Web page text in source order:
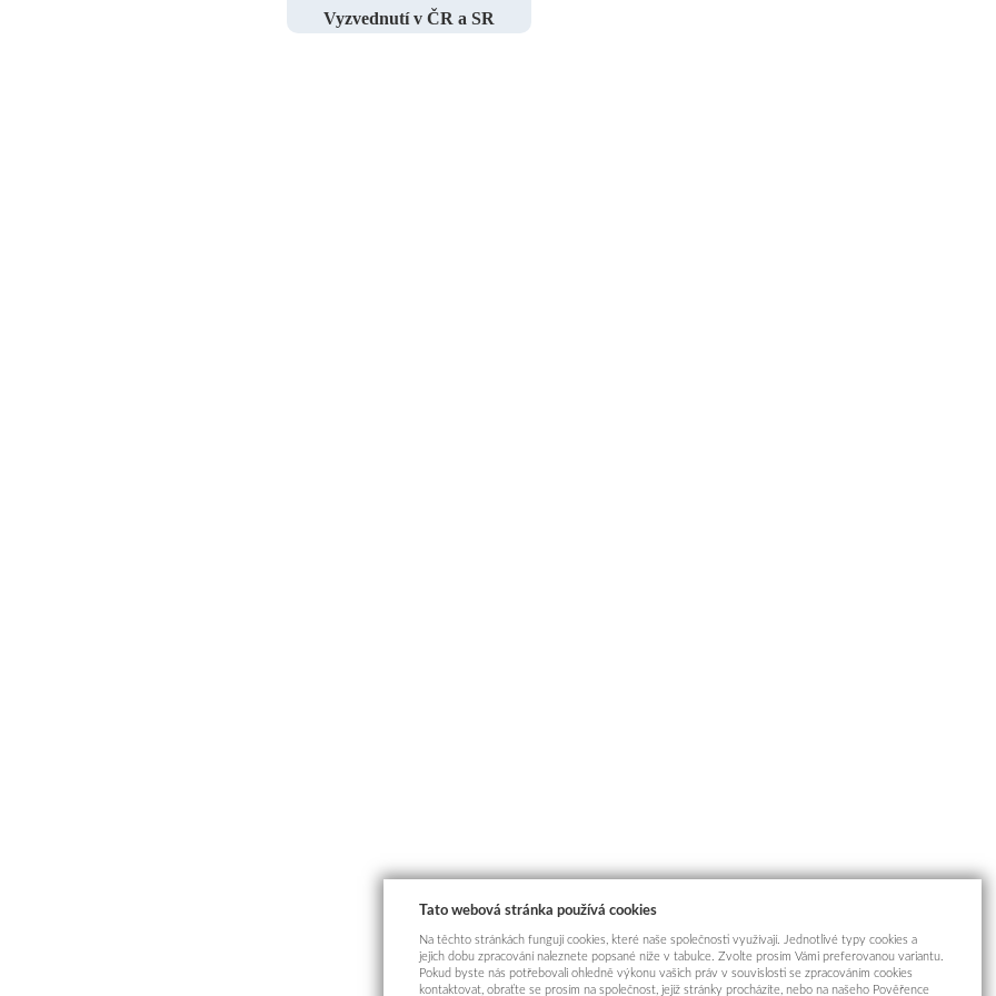
Vyzvednutí v ČR a SR
Tato webová stránka používá cookies
Na těchto stránkách fungují cookies, které naše společnosti využívají. Jednotlivé typy cookies a
jejich dobu zpracování naleznete popsané níže v tabulce. Zvolte prosím Vámi preferovanou variantu.
Pokud byste nás potřebovali ohledně výkonu vašich práv v souvislosti se zpracováním cookies
kontaktovat, obraťte se prosím na společnost, jejíž stránky procházíte, nebo na našeho Pověřence